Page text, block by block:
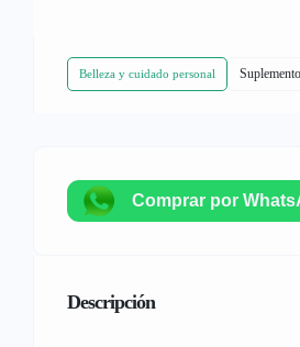
Belleza y cuidado personal
Comprar por
Descripción